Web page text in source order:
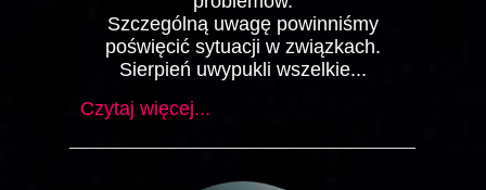
Szczególną uwagę powinniśmy
poświęcić sytuacji w związkach.
Sierpień uwypukli wszelkie...
Czytaj więcej...